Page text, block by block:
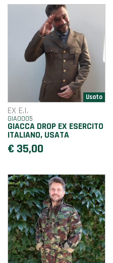
EX E.I.
GIA0005
GIACCA DROP EX ESERCITO
ITALIANO, USATA
€ 35,00